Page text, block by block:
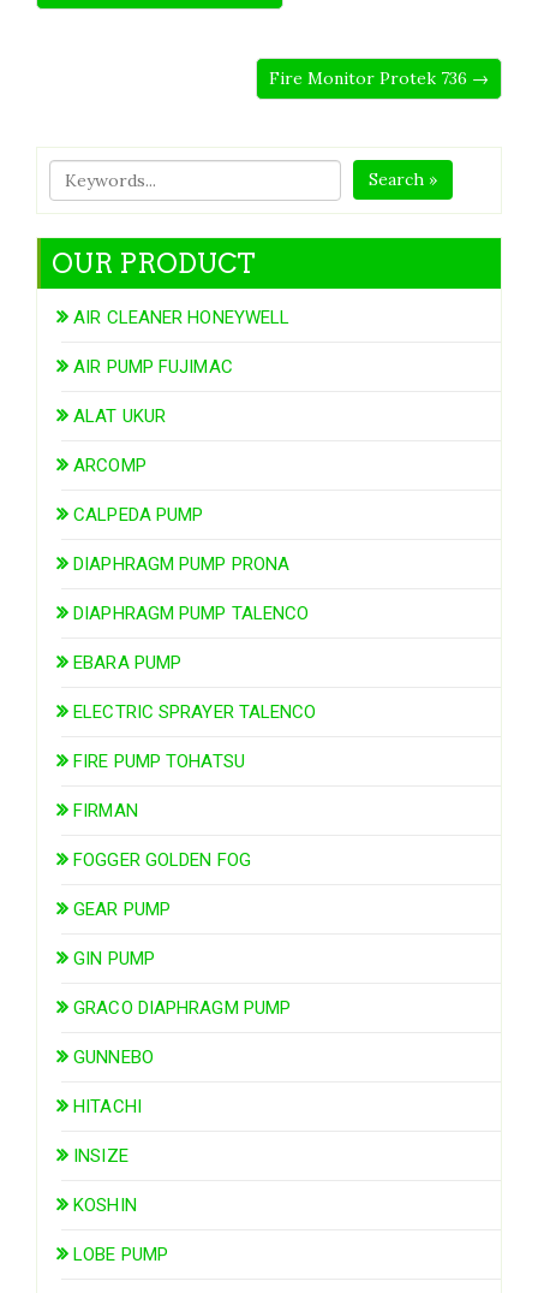
Fire Monitor Protek 736 →
Search »
OUR PRODUCT
AIR CLEANER HONEYWELL
AIR PUMP FUJIMAC
ALAT UKUR
ARCOMP
CALPEDA PUMP
DIAPHRAGM PUMP PRONA
DIAPHRAGM PUMP TALENCO
EBARA PUMP
ELECTRIC SPRAYER TALENCO
FIRE PUMP TOHATSU
FIRMAN
FOGGER GOLDEN FOG
GEAR PUMP
GIN PUMP
GRACO DIAPHRAGM PUMP
GUNNEBO
HITACHI
INSIZE
KOSHIN
LOBE PUMP